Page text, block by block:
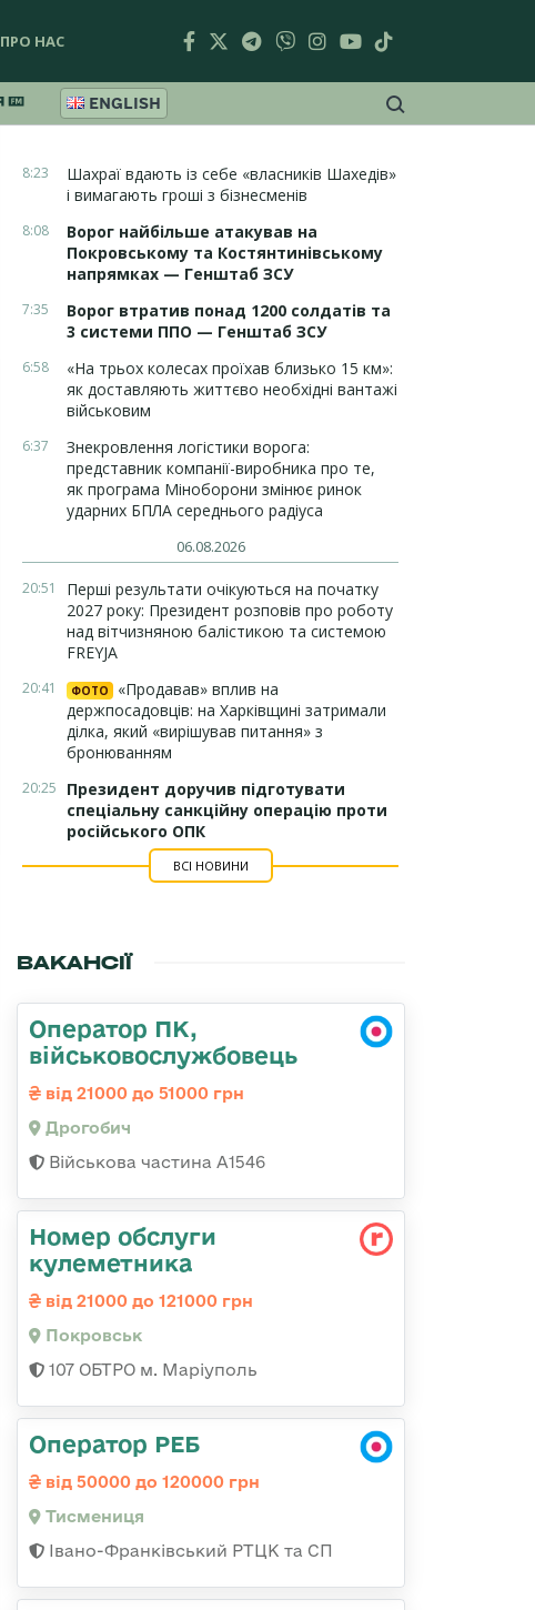
ПРО НАС
ENGLISH
8:23
Шахраї вдають із себе «власників Шахедів»
і вимагають гроші з бізнесменів
8:08
Ворог найбільше атакував на
Покровському та Костянтинівському
напрямках — Генштаб ЗСУ
7:35
Ворог втратив понад 1200 солдатів та
3 системи ППО — Генштаб ЗСУ
6:58
«На трьох колесах проїхав близько 15 км»:
як доставляють життєво необхідні вантажі
військовим
6:37
Знекровлення логістики ворога:
представник компанії-виробника про те,
як програма Міноборони змінює ринок
ударних БПЛА середнього радіуса
06.08.2026
20:51
Перші результати очікуються на початку
2027 року: Президент розповів про роботу
над вітчизняною балістикою та системою
FREYJA
20:41 ФОТО
«Продавав» вплив на
держпосадовців: на Харківщині затримали
ділка, який «вирішував питання» з
бронюванням
20:25
Президент доручив підготувати
спеціальну санкційну операцію проти
російського ОПК
ВСІ НОВИНИ
ВАКАНСІЇ
Оператор ПК,
військовослужбовець
від 21000 до 51000 грн
Дрогобич
Військова частина А1546
Номер обслуги
кулеметника
від 21000 до 121000 грн
Покровськ
107 ОБТРО м. Маріуполь
Оператор РЕБ
від 50000 до 120000 грн
Тисмениця
Івано-Франківський РТЦК та СП